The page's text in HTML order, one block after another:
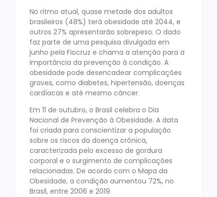
No ritmo atual, quase metade dos adultos
brasileiros (48%) terá obesidade até 2044, e
outros 27% apresentarão sobrepeso. O dado
faz parte de uma pesquisa divulgada em
junho pela Fiocruz e chama a atenção para a
importância da prevenção à condição. A
obesidade pode desencadear complicações
graves, como diabetes, hipertensão, doenças
cardíacas e até mesmo câncer.
Em 11 de outubro, o Brasil celebra o Dia
Nacional de Prevenção à Obesidade. A data
foi criada para conscientizar a população
sobre os riscos da doença crônica,
caracterizada pelo excesso de gordura
corporal e o surgimento de complicações
relacionadas. De acordo com o Mapa da
Obesidade, a condição aumentou 72%, no
Brasil, entre 2006 e 2019.